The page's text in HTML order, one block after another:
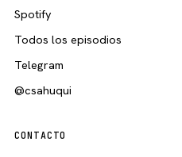
Spotify
Todos los episodios
Telegram
@csahuqui
CONTACTO